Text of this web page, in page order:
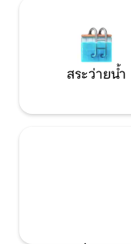
สระว่ายน้ำ